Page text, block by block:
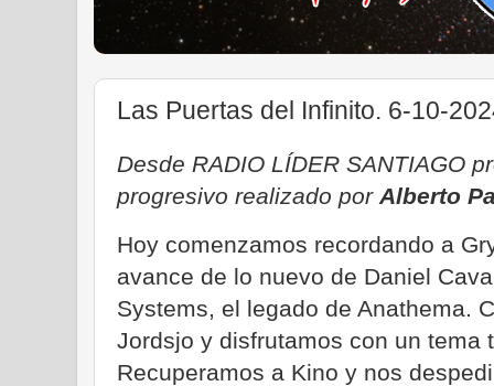
Las Puertas del Infinito. 6-10-
Desde RADIO LÍDER SANTIAGO
progresivo realizado por Alberto
Hoy comenzamos recordando a
avance de lo nuevo de Daniel
Systems, el legado de Anathema.
Jordsjo y disfrutamos con un tema
Recuperamos a Kino y nos